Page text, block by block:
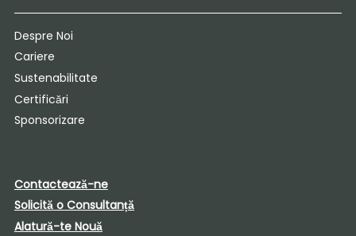
Despre Noi
Cariere
Sustenabilitate
Certificări
Sponsorizare
Contactează-ne
Solicită o Consultanță
Alatură-te Nouă